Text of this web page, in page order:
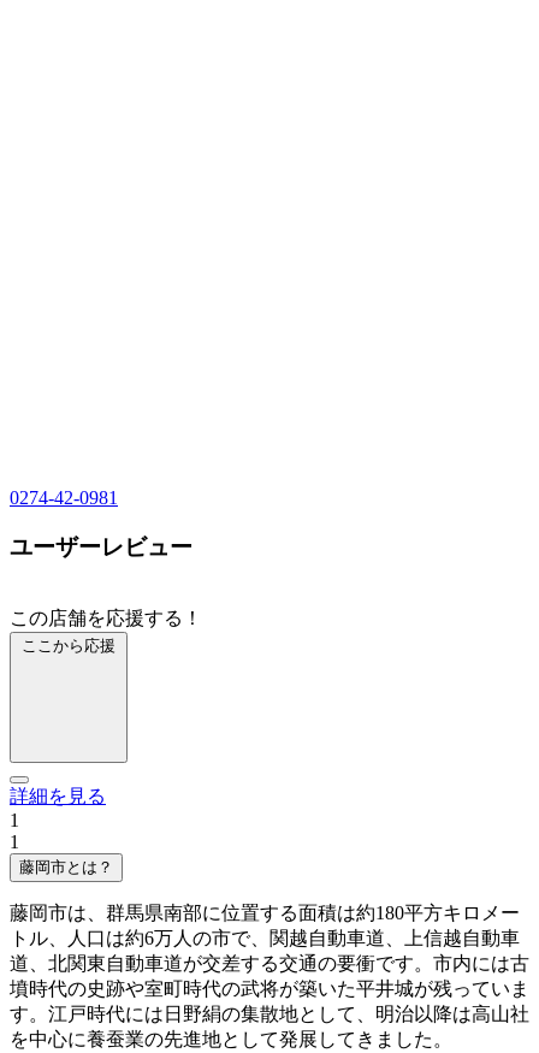
0274-42-0981
ユーザーレビュー
この店舗を応援する！
ここから応援
詳細を見る
1
1
藤岡市とは？
藤岡市は、群馬県南部に位置する面積は約180平方キロメー
トル、人口は約6万人の市で、関越自動車道、上信越自動車
道、北関東自動車道が交差する交通の要衝です。市内には古
墳時代の史跡や室町時代の武将が築いた平井城が残っていま
す。江戸時代には日野絹の集散地として、明治以降は高山社
を中心に養蚕業の先進地として発展してきました。